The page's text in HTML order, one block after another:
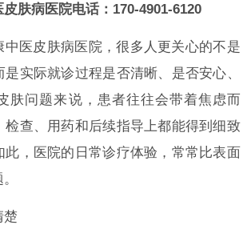
肤病医院电话：170-4901-6120
中医皮肤病医院，很多人更关心的不是
实际就诊过程是否清晰、是否安心、
肤问题来说，患者往往会带着焦虑而
检查、用药和后续指导上都能得到细致
此，医院的日常诊疗体验，常常比表面
楚